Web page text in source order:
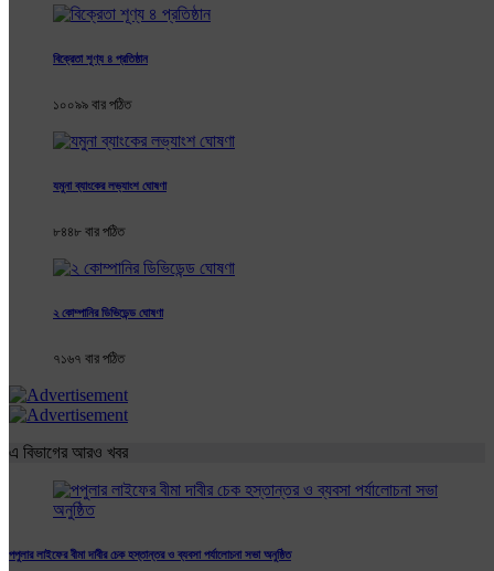
বিক্রেতা শূণ্য ৪ প্রতিষ্ঠান
১০০৯৯ বার পঠিত
যমুনা ব্যাংকের লভ্যাংশ ঘোষণা
৮৪৪৮ বার পঠিত
২ কোম্পানির ডিভিডেন্ড ঘোষণা
৭১৬৭ বার পঠিত
এ বিভাগের আরও খবর
পপুলার লাইফের বীমা দাবীর চেক হস্তান্তর ও ব্যবসা পর্যালোচনা সভা অনুষ্ঠিত